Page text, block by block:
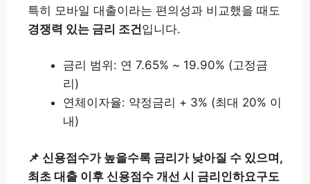
특히 모바일 대출이라는 편의성과 비교했을 때도
경쟁력 있는 금리 조건입니다.
금리 범위: 연 7.65% ~ 19.90% (고정금
리)
연체이자율: 약정금리 + 3% (최대 20% 이
내)
📌 신용점수가 높을수록 금리가 낮아질 수 있으며,
최초 대출 이후 신용점수 개선 시 금리인하요구도